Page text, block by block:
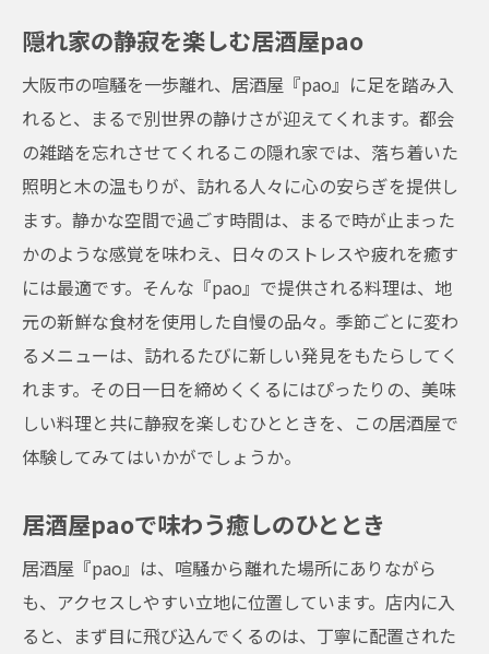
隠れ家の静寂を楽しむ居酒屋pao
大阪市の喧騒を一歩離れ、居酒屋『pao』に足を踏み入
れると、まるで別世界の静けさが迎えてくれます。都会
の雑踏を忘れさせてくれるこの隠れ家では、落ち着いた
照明と木の温もりが、訪れる人々に心の安らぎを提供し
ます。静かな空間で過ごす時間は、まるで時が止まった
かのような感覚を味わえ、日々のストレスや疲れを癒す
には最適です。そんな『pao』で提供される料理は、地
元の新鮮な食材を使用した自慢の品々。季節ごとに変わ
るメニューは、訪れるたびに新しい発見をもたらしてく
れます。その日一日を締めくくるにはぴったりの、美味
しい料理と共に静寂を楽しむひとときを、この居酒屋で
体験してみてはいかがでしょうか。
居酒屋paoで味わう癒しのひととき
居酒屋『pao』は、喧騒から離れた場所にありながら
も、アクセスしやすい立地に位置しています。店内に入
ると、まず目に飛び込んでくるのは、丁寧に配置された